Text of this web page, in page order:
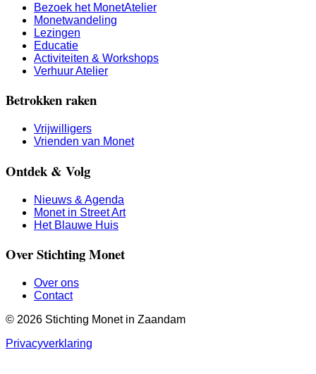
Bezoek het MonetAtelier
Monetwandeling
Lezingen
Educatie
Activiteiten & Workshops
Verhuur Atelier
Betrokken raken
Vrijwilligers
Vrienden van Monet
Ontdek & Volg
Nieuws & Agenda
Monet in Street Art
Het Blauwe Huis
Over Stichting Monet
Over ons
Contact
© 2026 Stichting Monet in Zaandam
Privacyverklaring